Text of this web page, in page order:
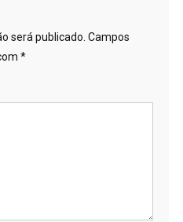
será publicado. Campos
*